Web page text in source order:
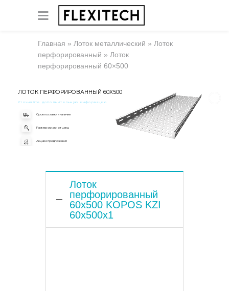
Главная » Лоток металлический » Лоток
перфорированный » Лоток
перфорированный 60×500
ЛОТОК ПЕРФОРИРОВАННЫЙ 60X500
Уточняйте дополнительную информацию
Срок поставки и наличие
Размер скидки от цены
Акции и предложения
Лоток
перфорированный
60x500 KOPOS KZI
60x500x1